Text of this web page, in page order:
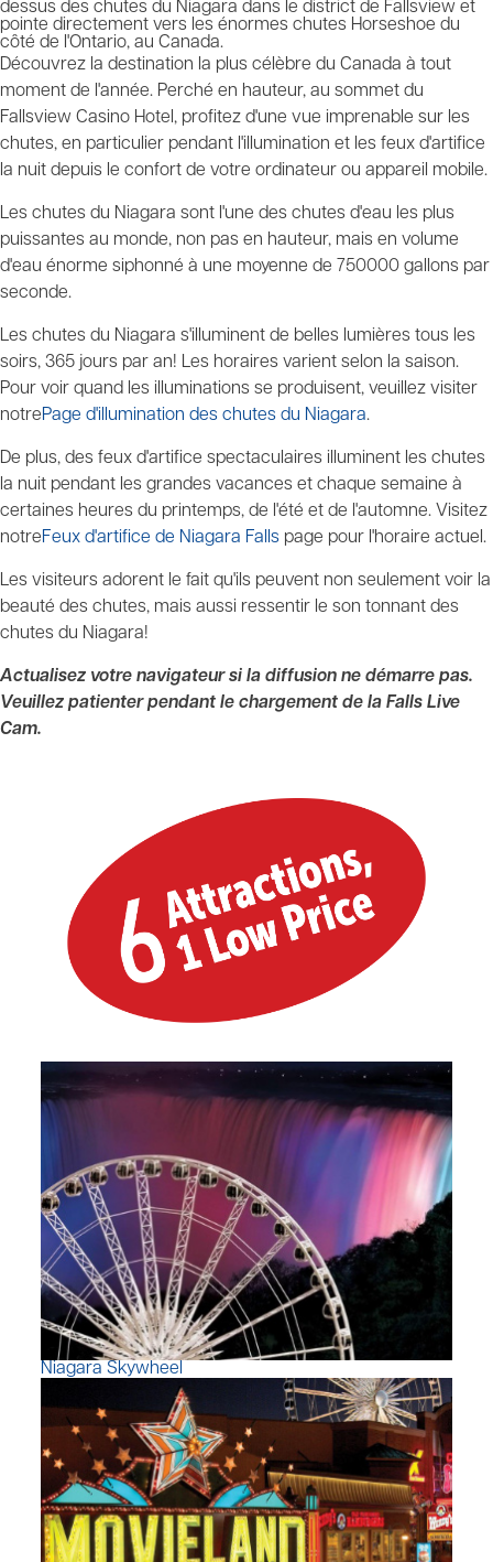
dessus des chutes du Niagara dans le district de Fallsview et
pointe directement vers les énormes chutes Horseshoe du
côté de l'Ontario, au Canada.
Découvrez la destination la plus célèbre du Canada à tout
moment de l'année. Perché en hauteur, au sommet du
Fallsview Casino Hotel, profitez d'une vue imprenable sur les
chutes, en particulier pendant l'illumination et les feux d'artifice
la nuit depuis le confort de votre ordinateur ou appareil mobile.
Les chutes du Niagara sont l'une des chutes d'eau les plus
puissantes au monde, non pas en hauteur, mais en volume
d'eau énorme siphonné à une moyenne de 750000 gallons par
seconde.
Les chutes du Niagara s'illuminent de belles lumières tous les
soirs, 365 jours par an! Les horaires varient selon la saison.
Pour voir quand les illuminations se produisent, veuillez visiter
notrePage d'illumination des chutes du Niagara.
De plus, des feux d'artifice spectaculaires illuminent les chutes
la nuit pendant les grandes vacances et chaque semaine à
certaines heures du printemps, de l'été et de l'automne. Visitez
notreFeux d'artifice de Niagara Falls page pour l'horaire actuel.
Les visiteurs adorent le fait qu'ils peuvent non seulement voir la
beauté des chutes, mais aussi ressentir le son tonnant des
chutes du Niagara!
Actualisez votre navigateur si la diffusion ne démarre pas.
Veuillez patienter pendant le chargement de la Falls Live
Cam.
Niagara Skywheel